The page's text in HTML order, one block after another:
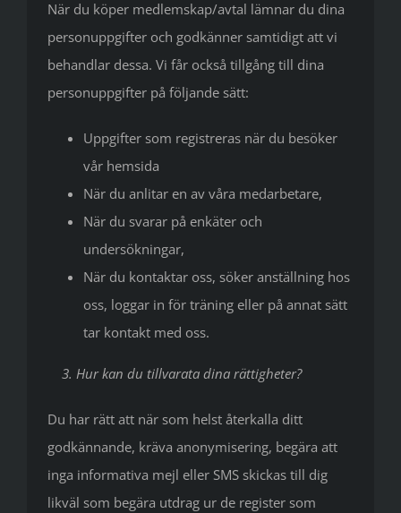
När du köper medlemskap/avtal lämnar du dina
personuppgifter och godkänner samtidigt att vi
behandlar dessa. Vi får också tillgång till dina
personuppgifter på följande sätt:
Uppgifter som registreras när du besöker
vår hemsida
När du anlitar en av våra medarbetare,
När du svarar på enkäter och
undersökningar,
När du kontaktar oss, söker anställning hos
oss, loggar in för träning eller på annat sätt
tar kontakt med oss.
3. Hur kan du tillvarata dina rättigheter?
Du har rätt att när som helst återkalla ditt
godkännande, kräva anonymisering, begära att
inga informativa mejl eller SMS skickas till dig
likväl som begära utdrag ur de register som